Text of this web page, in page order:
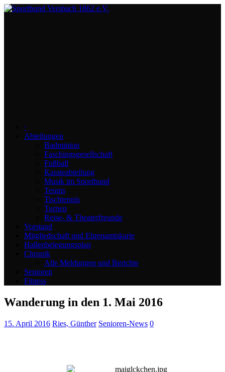
∙
Abteilungen
Badminton
Faschingsgesellschaft
Fußball
Karateabteilung
Musik im Sportbund
Tennis
Tischtennis
Turnen
Reise- & Theaterfreunde
Vorstand
Mitgliedschaft und Ehrenamtskarte
Hallenbelegungsplan
Chronik
Alle Meldungen und Berichte
Senioren
Fitness
Wanderung in den 1. Mai 2016
15. April 2016 Ries, Günther Senioren-News 0